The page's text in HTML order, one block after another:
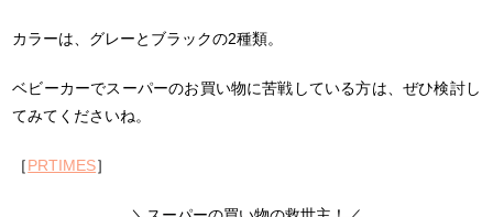
カラーは、グレーとブラックの2種類。
ベビーカーでスーパーのお買い物に苦戦している方は、ぜひ検討し
てみてくださいね。
［PRTIMES］